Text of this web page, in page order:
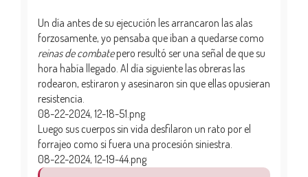
Un día antes de su ejecución les arrancaron las alas
forzosamente, yo pensaba que iban a quedarse como
reinas de combatepero resultó ser una señal de que su
hora había llegado. Al día siguiente las obreras las
rodearon, estiraron y asesinaron sin que ellas opusieran
resistencia.
08-22-2024, 12-18-51.png
Luego sus cuerpos sin vida desfilaron un rato por el
forrajeo como si fuera una procesión siniestra.
08-22-2024, 12-19-44.png